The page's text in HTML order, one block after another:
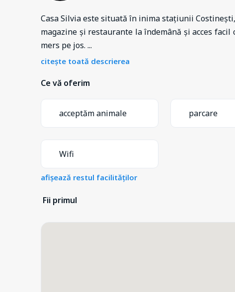
Casa Silvia este situată în inima stațiunii
magazine și restaurante la îndemână și acces
mers pe jos. ...
citește toată descrierea
Ce vă oferim
acceptăm animale parcare
Wifi
afișează restul facilităților
Fii primul